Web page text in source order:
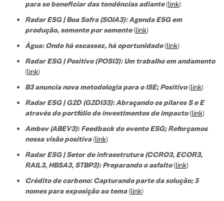
para se beneficiar das tendências adiante(link)
Radar ESG | Boa Safra (SOJA3): Agenda ESG em
produção, semente por semente(link)
Água: Onde há escassez, há oportunidade(link)
Radar ESG | Positivo (POSI3): Um trabalho em andamento
(link)
B3 anuncia nova metodologia para o ISE; Positivo(link)
Radar ESG | G2D (G2DI33): Abraçando os pilares S e E
através do portfólio de investimentos de impacto(link)
Ambev (ABEV3): Feedback do evento ESG; Reforçamos
nossa visão positiva(link)
Radar ESG | Setor de infraestrutura (CCRO3, ECOR3,
RAIL3, HBSA3, STBP3): Preparando o asfalto(link)
Crédito de carbono: Capturando parte da solução; 5
nomes para exposição ao tema(link)